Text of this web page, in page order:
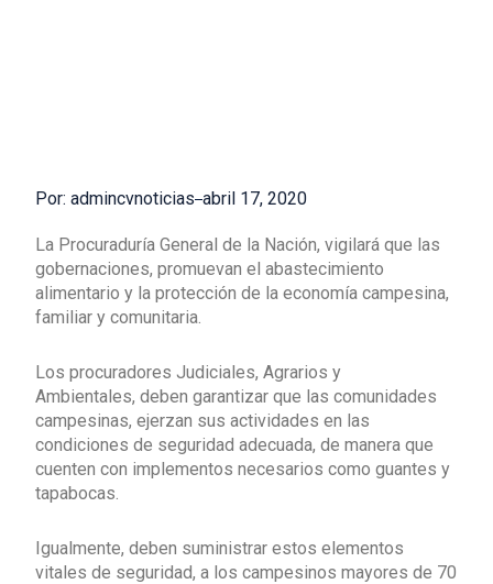
Por: admincvnoticias abril 17, 2020
La Procuraduría General de la Nación, vigilará que las
gobernaciones, promuevan el abastecimiento
alimentario y la protección de la economía campesina,
familiar y comunitaria.
Los procuradores Judiciales, Agrarios y
Ambientales, deben garantizar que las comunidades
campesinas, ejerzan sus actividades en las
condiciones de seguridad adecuada, de manera que
cuenten con implementos necesarios como guantes y
tapabocas.
Igualmente, deben suministrar estos elementos
vitales de seguridad, a los campesinos mayores de 70